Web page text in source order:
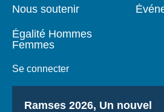
Nous soutenir
Égalité Hommes
Femmes
Se connecter
Titre
Ramses 2026, Un nouvel